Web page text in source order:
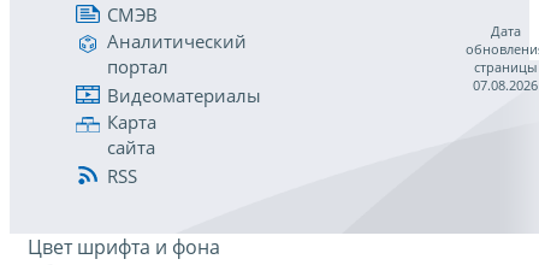
СМЭВ
Аналитический
портал
Видеоматериалы
Карта
сайта
RSS
Дата
страницы
07.08.2026
Цвет шрифта и фона